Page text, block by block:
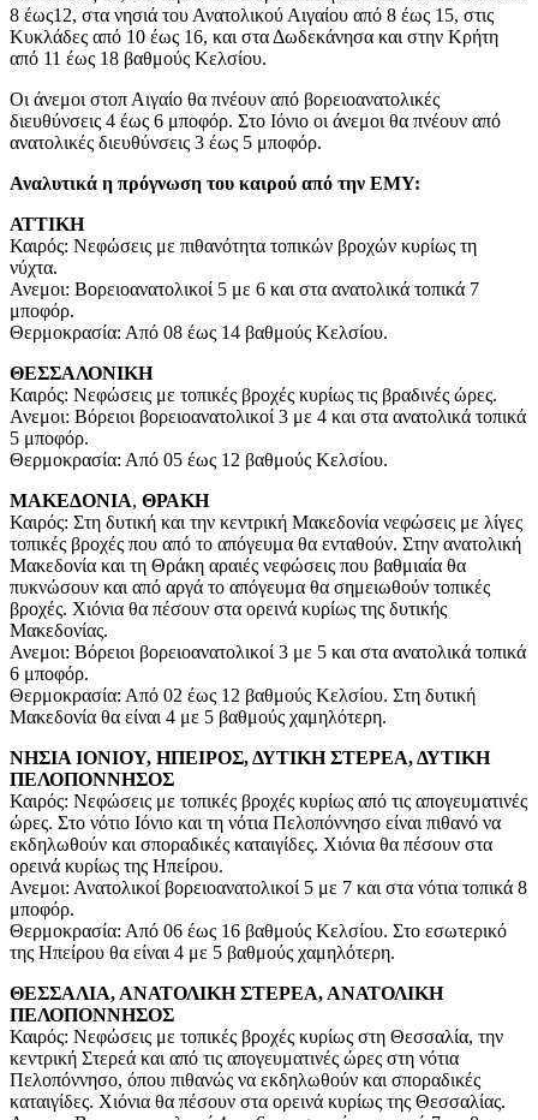
8 έως12, στα νησιά του Ανατολικού Αιγαίου από 8 έως 15, στις
Κυκλάδες από 10 έως 16, και στα Δωδεκάνησα και στην Κρήτη
από 11 έως 18 βαθμούς Κελσίου.
Οι άνεμοι στοπ Αιγαίο θα πνέουν από βορειοανατολικές
διευθύνσεις 4 έως 6 μποφόρ. Στο Ιόνιο οι άνεμοι θα πνέουν από
ανατολικές διευθύνσεις 3 έως 5 μποφόρ.
Αναλυτικά η πρόγνωση του καιρού από την ΕΜΥ:
ΑΤΤΙΚΗ
Καιρός: Νεφώσεις με πιθανότητα τοπικών βροχών κυρίως τη
νύχτα.
Ανεμοι: Βορειοανατολικοί 5 με 6 και στα ανατολικά τοπικά 7
μποφόρ.
Θερμοκρασία: Από 08 έως 14 βαθμούς Κελσίου.
ΘΕΣΣΑΛΟΝΙΚΗ
Καιρός: Νεφώσεις με τοπικές βροχές κυρίως τις βραδινές ώρες.
Ανεμοι: Βόρειοι βορειοανατολικοί 3 με 4 και στα ανατολικά τοπικά
5 μποφόρ.
Θερμοκρασία: Από 05 έως 12 βαθμούς Κελσίου.
ΜΑΚΕΔΟΝΙΑ, ΘΡΑΚΗ
Καιρός: Στη δυτική και την κεντρική Μακεδονία νεφώσεις με λίγες
τοπικές βροχές που από το απόγευμα θα ενταθούν. Στην ανατολική
Μακεδονία και τη Θράκη αραιές νεφώσεις που βαθμιαία θα
πυκνώσουν και από αργά το απόγευμα θα σημειωθούν τοπικές
βροχές. Χιόνια θα πέσουν στα ορεινά κυρίως της δυτικής
Μακεδονίας.
Ανεμοι: Βόρειοι βορειοανατολικοί 3 με 5 και στα ανατολικά τοπικά
6 μποφόρ.
Θερμοκρασία: Από 02 έως 12 βαθμούς Κελσίου. Στη δυτική
Μακεδονία θα είναι 4 με 5 βαθμούς χαμηλότερη.
ΝΗΣΙΑ ΙΟΝΙΟΥ, ΗΠΕΙΡΟΣ, ΔΥΤΙΚΗ ΣΤΕΡΕΑ, ΔΥΤΙΚΗ
ΠΕΛΟΠΟΝΝΗΣΟΣ
Καιρός: Νεφώσεις με τοπικές βροχές κυρίως από τις απογευματινές
ώρες. Στο νότιο Ιόνιο και τη νότια Πελοπόννησο είναι πιθανό να
εκδηλωθούν και σποραδικές καταιγίδες. Χιόνια θα πέσουν στα
ορεινά κυρίως της Ηπείρου.
Ανεμοι: Ανατολικοί βορειοανατολικοί 5 με 7 και στα νότια τοπικά 8
μποφόρ.
Θερμοκρασία: Από 06 έως 16 βαθμούς Κελσίου. Στο εσωτερικό
της Ηπείρου θα είναι 4 με 5 βαθμούς χαμηλότερη.
ΘΕΣΣΑΛΙΑ, ΑΝΑΤΟΛΙΚΗ ΣΤΕΡΕΑ, ΑΝΑΤΟΛΙΚΗ
ΠΕΛΟΠΟΝΝΗΣΟΣ
Καιρός: Νεφώσεις με τοπικές βροχές κυρίως στη Θεσσαλία, την
κεντρική Στερεά και από τις απογευματινές ώρες στη νότια
Πελοπόννησο, όπου πιθανώς να εκδηλωθούν και σποραδικές
καταιγίδες. Χιόνια θα πέσουν στα ορεινά κυρίως της Θεσσαλίας.